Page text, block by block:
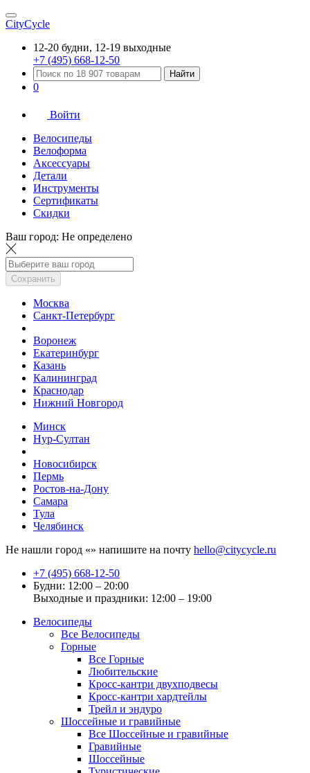
CityCycle
12-20 будни, 12-19 выходные
+7 (495) 668-12-50
Найти
0
Войти
Велосипеды
Велоформа
Аксессуары
Детали
Инструменты
Сертификаты
Скидки
Ваш город: Не определено
Сохранить
Москва
Санкт-Петербург
Воронеж
Екатеринбург
Казань
Калининград
Краснодар
Нижний Новгород
Минск
Нур-Султан
Новосибирск
Пермь
Ростов-на-Дону
Самара
Тула
Челябинск
Не нашли город «» напишите на почту hello@citycycle.ru
+7 (495) 668-12-50
Будни: 12:00 – 20:00
Выходные и праздники: 12:00 – 19:00
Велосипеды
Все Велосипеды
Горные
Все Горные
Любительские
Кросс-кантри двухподвесы
Кросс-кантри хардтейлы
Трейл и эндуро
Шоссейные и гравийные
Все Шоссейные и гравийные
Гравийные
Шоссейные